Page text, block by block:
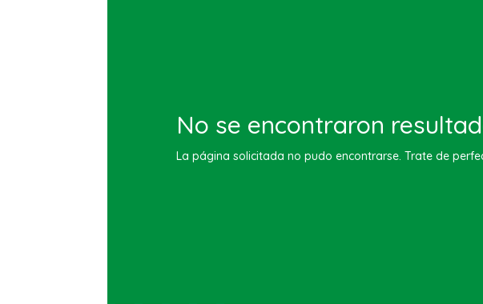
No se encontraron
La página solicitada no pudo encontrarse. Trate de